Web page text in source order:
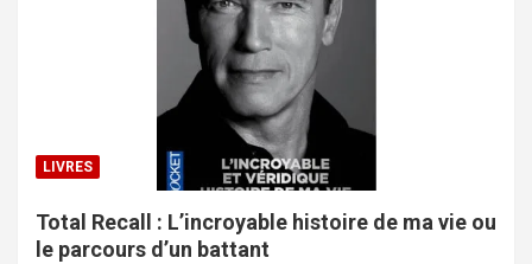
LIVRES
Total Recall : L’incroyable histoire de ma vie ou
le parcours d’un battant